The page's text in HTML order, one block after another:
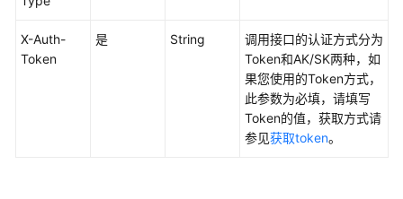
速
门
X-Auth-
Token
是 String
调用接口的认证方式分为
Token和AK/SK两种，如
果您使用的Token方式，
此参数为必填，请填写
Token的值，获取方式请
参见获取token。